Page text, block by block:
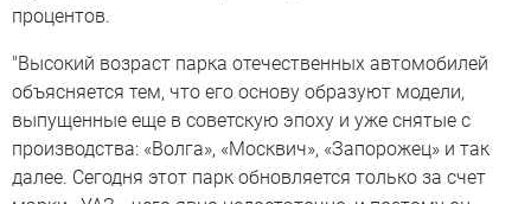
процентов.
"Высокий возраст парка отечественных автомобилей
объясняется тем, что его основу образуют модели,
выпущенные еще в советскую эпоху и уже снятые с
производства: «Волга», «Москвич», «Запорожец» и так
далее. Сегодня этот парк обновляется только за счет